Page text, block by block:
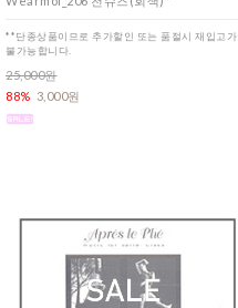
**단종상품이므로 추가할인 또는 품절시 재입고가
불가능합니다.
25,000원
88% 3,000원